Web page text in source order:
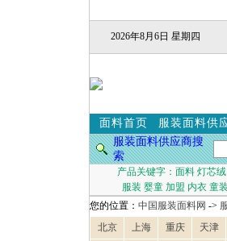
2026年8月6日 星期四
面料首页 服装面料供
服装面料供应商搜
索
产品关键字： 面料 灯芯绒
服装 婴童 加盟 内衣 童装
您的位置： 中国服装面料网 ->
北京
上海 重庆 天津